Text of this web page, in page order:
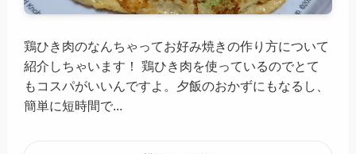
鶏ひき肉のなんちゃってお好み焼きの作り方について
紹介しちゃいます！ 鶏ひき肉を使っているのでとて
もコスパがいいんですよ。夕飯のおかずにもなるし、
簡単に短時間で...